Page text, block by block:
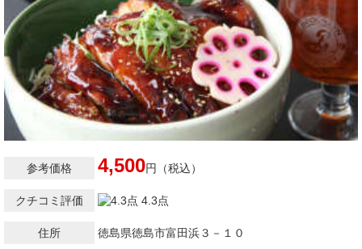
参考価格 4,500円（税込）
クチコミ評価 4.3点
住所 徳島県徳島市富田浜３－１０